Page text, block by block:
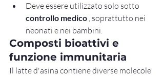
Deve essere utilizzato solo sotto
controllo medico , soprattutto nei
neonati e nei bambini.
Composti bioattivi e
funzione immunitaria
Il latte d'asina contiene diverse molecole